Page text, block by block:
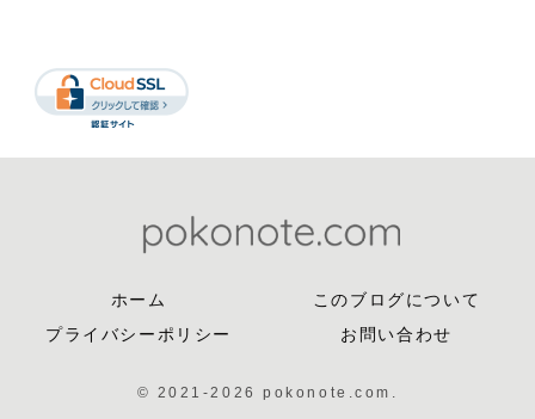
ホーム
このブログについて
プライバシーポリシー
お問い合わせ
© 2021-2026 pokonote.com.